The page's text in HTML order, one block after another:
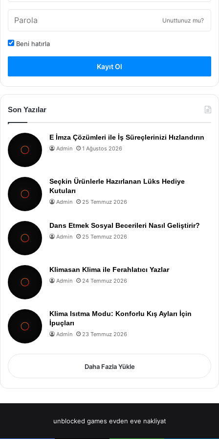
Unuttunuz mu?
Beni hatırla
Kayıt Ol
Son Yazılar
E İmza Çözümleri ile İş Süreçlerinizi Hızlandırın
Admin 1 Ağustos 2026
Seçkin Ürünlerle Hazırlanan Lüks Hediye
Kutuları
Admin 25 Temmuz 2026
Dans Etmek Sosyal Becerileri Nasıl Geliştirir?
Admin 25 Temmuz 2026
Klimasan Klima ile Ferahlatıcı Yazlar
Admin 24 Temmuz 2026
Klima Isıtma Modu: Konforlu Kış Ayları İçin
İpuçları
Admin 23 Temmuz 2026
Daha Fazla Yükle
unblocked games evden eve nakliyat